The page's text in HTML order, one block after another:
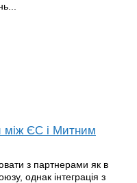
між ЄС і Митним
з партнерами як в
однак інтеграція з